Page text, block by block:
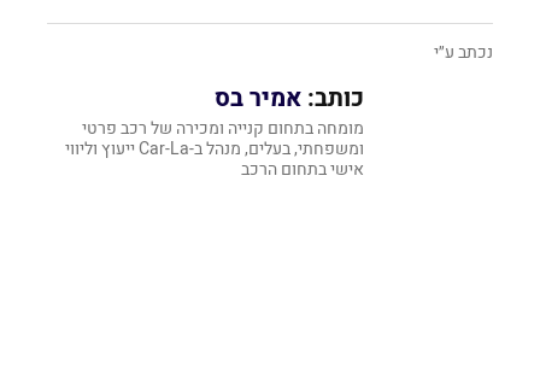
נכתב ע״י
כותב: אמיר בס
מומחה בתחום קנייה ומכירה של רכב פרטי
ומשפחתי, ‏בעלים, מנהל‏ ב-‏Car-La ייעוץ וליווי
אישי בתחום הרכב‏